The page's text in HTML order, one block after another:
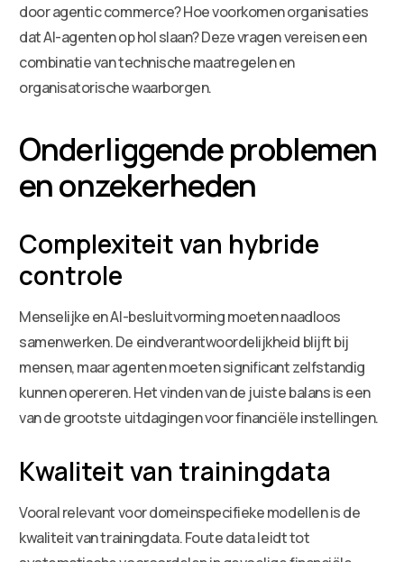
door agentic commerce? Hoe voorkomen organisaties
dat AI-agenten op hol slaan? Deze vragen vereisen een
combinatie van technische maatregelen en
organisatorische waarborgen.
Onderliggende problemen
en onzekerheden
Complexiteit van hybride
controle
Menselijke en AI-besluitvorming moeten naadloos
samenwerken. De eindverantwoordelijkheid blijft bij
mensen, maar agenten moeten significant zelfstandig
kunnen opereren. Het vinden van de juiste balans is een
van de grootste uitdagingen voor financiële instellingen.
Kwaliteit van trainingdata
Vooral relevant voor domeinspecifieke modellen is de
kwaliteit van trainingdata. Foute data leidt tot